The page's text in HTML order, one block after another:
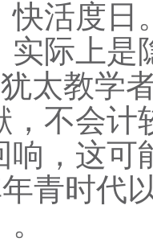
快活度日
实际上是
太教学
不会计
响，这可
青时代